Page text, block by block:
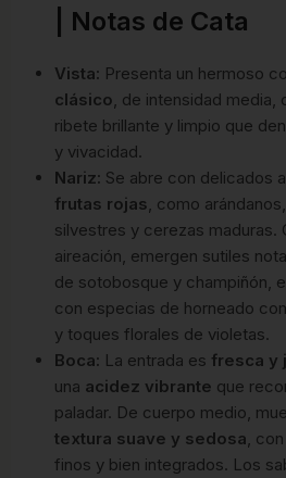
| Notas de Cata
Vista: Presenta un hermoso
clásico, de intensidad media,
ribete brillante y limpio que
y vivacidad.
Nariz: Se abre con delicados
frutas rojas, como
silvestres y cerezas maduras.
aireación, emergen sutiles
de sotobosque y champiñón,
con especias de horneado
y toques florales de violetas.
Boca: La entrada es fresca y
una acidez vibrante que
paladar. De cuerpo medio,
textura suave y sedosa,
finos y bien integrados. Los